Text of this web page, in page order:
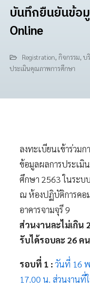
บันทึกยืนยันข้อมู
Online
Registration, กิจกรรม, บ
ประเมินคุณภาพการศึกษา
ลงทะเบียนเข้าร่วม
ข้อมูลผลการประเมิ
ศึกษา 2563 ในระบ
ณ ห้องปฏิบัติการคอ
อาคารจามจุรี 9
ส่วนงานละไม่เกิน
รับได้รอบละ 26 ค
รอบที่ 1 : วันที่ 16
17.00 น. ส่วนงานที่